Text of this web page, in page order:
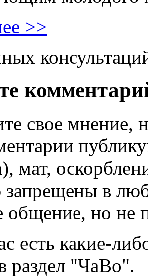
>>
свое мнение,
мат,
в
общение, но не
есть какие-
раздел "ЧаВо".